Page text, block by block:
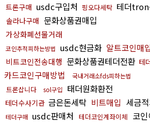
트론구매 usdc구입처 핑오다세탁 테더tron
솔라나구매 문화상품권매입
가상화폐선물거래
코인추적피하는방법 usdc현금화 알트코인매
비트코인전송대행 문화상품권테더전환 테
카드코인구매방법
국내거래소fds피하는법
트론삽니다 sol구입 태더원화환전
테더수사기관 금은돈세탁 비트매입 세금
테더구매 usdc판매처 테더코인계좌이체 코인